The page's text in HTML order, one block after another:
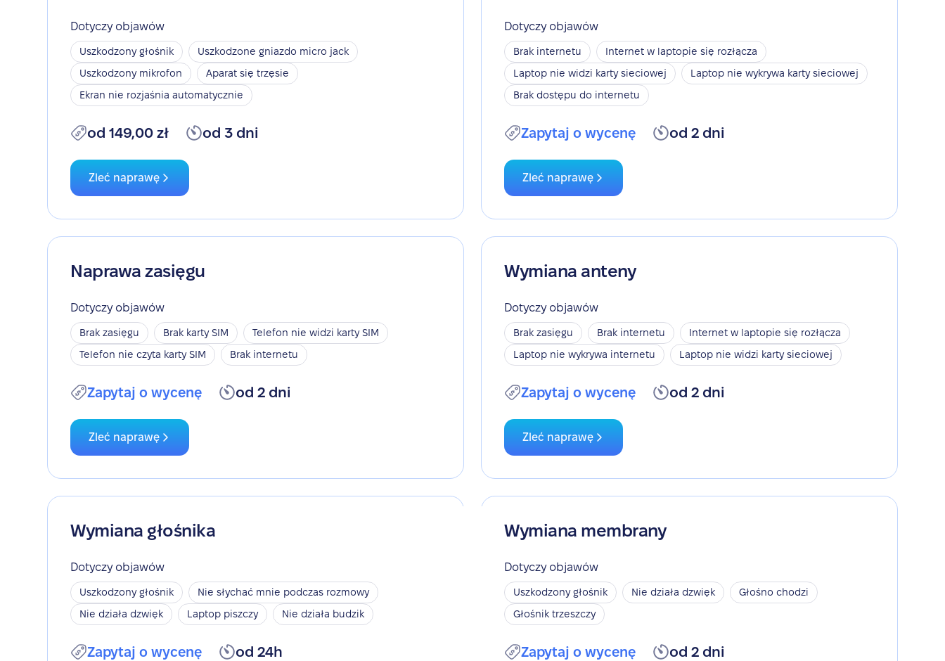
Dotyczy objawów
Uszkodzony głośnik
Uszkodzone gniazdo micro jack
Uszkodzony mikrofon
Aparat się trzęsie
Ekran nie rozjaśnia automatycznie
od 149,00 zł od 3 dni
Zleć naprawę
Dotyczy objawów
Brak internetu
Internet w laptopie się rozłącza
Laptop nie widzi karty sieciowej
Laptop nie wykrywa karty sieciowej
Brak dostępu do internetu
Zapytaj o wycenę od 2 dni
Zleć naprawę
Naprawa zasięgu
Dotyczy objawów
Brak zasięgu Brak karty SIM
Telefon nie widzi karty SIM
Telefon nie czyta karty SIM
Brak internetu
Zapytaj o wycenę od 2 dni
Zleć naprawę
Wymiana anteny
Dotyczy objawów
Brak zasięgu Brak internetu
Internet w laptopie się rozłącza
Laptop nie wykrywa internetu
Laptop nie widzi karty sieciowej
Zapytaj o wycenę od 2 dni
Zleć naprawę
Wymiana głośnika
Dotyczy objawów
Uszkodzony głośnik
Nie słychać mnie podczas rozmowy
Nie działa dzwięk
Laptop piszczy Nie działa budzik
Zapytaj o wycenę od 24h
Wymiana membrany
Dotyczy objawów
Uszkodzony głośnik Nie działa dzwięk
Głośno chodzi
Głośnik trzeszczy
Zapytaj o wycenę od 2 dni